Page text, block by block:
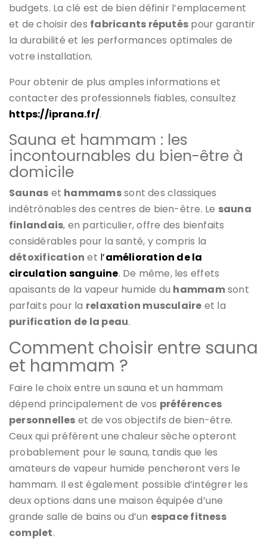
budgets. La clé est de bien définir l’emplacement
et de choisir des fabricants réputés pour garantir
la durabilité et les performances optimales de
votre installation.
Pour obtenir de plus amples informations et
contacter des professionnels fiables, consultez
https://iprana.fr/.
Sauna et hammam : les
incontournables du bien-être à
domicile
Saunas et hammamssont des classiques
indétrônables des centres de bien-être. Le sauna
finlandais, en particulier, offre des bienfaits
considérables pour la santé, y compris la
détoxification et l’amélioration de la
circulation sanguine. De même, les effets
apaisants de la vapeur humide du hammamsont
parfaits pour la relaxation musculaire et la
purification de la peau.
Comment choisir entre sauna
et hammam ?
Faire le choix entre un sauna et un hammam
dépend principalement de vos préférences
personnelles et de vos objectifs de bien-être.
Ceux qui préfèrent une chaleur sèche opteront
probablement pour le sauna, tandis que les
amateurs de vapeur humide pencheront vers le
hammam. Il est également possible d’intégrer les
deux options dans une maison équipée d’une
grande salle de bains ou d’un espace fitness
complet.